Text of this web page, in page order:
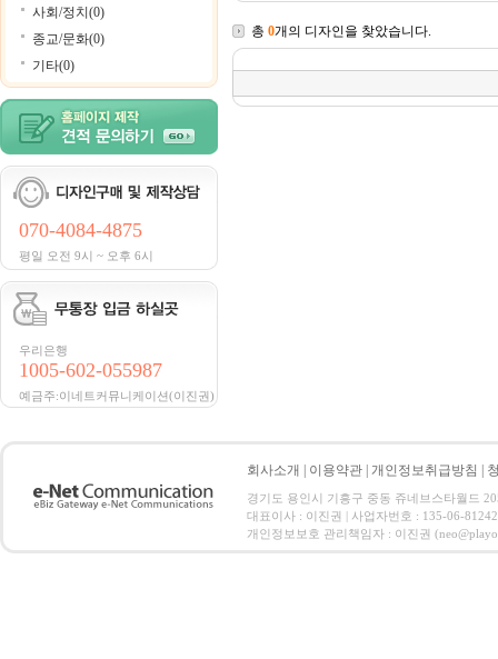
사회/정치(0)
종교/문화(0)
기타(0)
070-4084-4875
평일 오전 9시 ~ 오후 6시
우리은행
1005-602-055987
예금주:이네트커뮤니케이션(이진권)
총 0개의 디자인을 찾았습니다.
회사소개 이용약관 개인정보취급방침
경기도 용인시 기흥구 중동 쥬네브스타월드
대표이사 : 이진권 | 사업자번호 : 135-06-
개인정보보호 관리책임자 : 이진권